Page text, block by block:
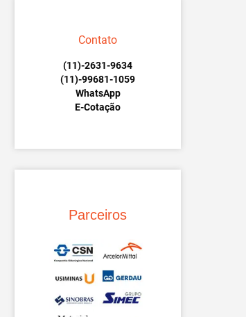
Contato
(11)-2631-9634
(11)-99681-1059
WhatsApp
E-Cotação
Parceiros